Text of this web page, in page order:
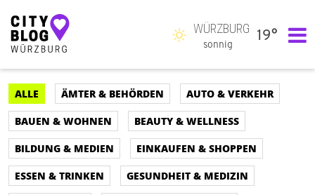
Hauptnavigation
WÜRZBURG
sonnig
19°
ALLE ÄMTER & BEHÖRDEN
AUTO & VERKEHR
BAUEN & WOHNEN
BEAUTY & WELLNESS
BILDUNG & MEDIEN
EINKAUFEN & SHOPPEN
ESSEN & TRINKEN
GESUNDHEIT & MEDIZIN